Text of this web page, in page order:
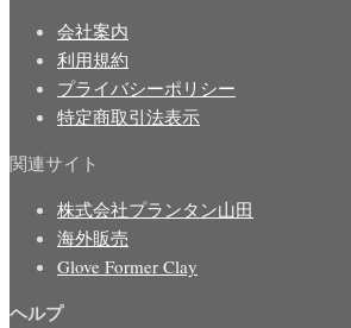
会社案内
利用規約
プライバシーポリシー
特定商取引法表示
関連サイト
株式会社プランタン山田
海外販売
Glove Former Clay
ヘルプ